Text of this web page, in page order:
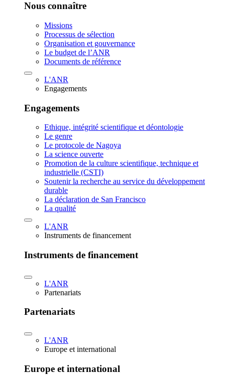
Nous connaître
Missions
Processus de sélection
Organisation et gouvernance
Le budget de l’ANR
Documents de référence
L'ANR
Engagements
Engagements
Ethique, intégrité scientifique et déontologie
Le genre
Le protocole de Nagoya
La science ouverte
Promotion de la culture scientifique, technique et
industrielle (CSTI)
Soutenir la recherche au service du développement
durable
La déclaration de San Francisco
La qualité
L'ANR
Instruments de financement
Instruments de financement
L'ANR
Partenariats
Partenariats
L'ANR
Europe et international
Europe et international